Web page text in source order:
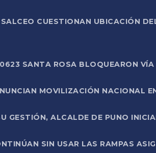
CUESTIONAN UBICACIÓN
SANTA ROSA BLOQUEARON
MOVILIZACIÓN NACIONAL
GESTIÓN, ALCALDE DE PUNO
SIN USAR LAS RAMPAS